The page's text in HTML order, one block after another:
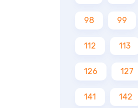
98 99
112 113
126 127
141 142